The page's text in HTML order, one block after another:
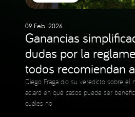
09 Feb. 2026
Ganancias
dudas por la
todos recomiendan
Diego Fraga dio su veredicto sobre el
aclaró en qué casos puede ser
cuáles no